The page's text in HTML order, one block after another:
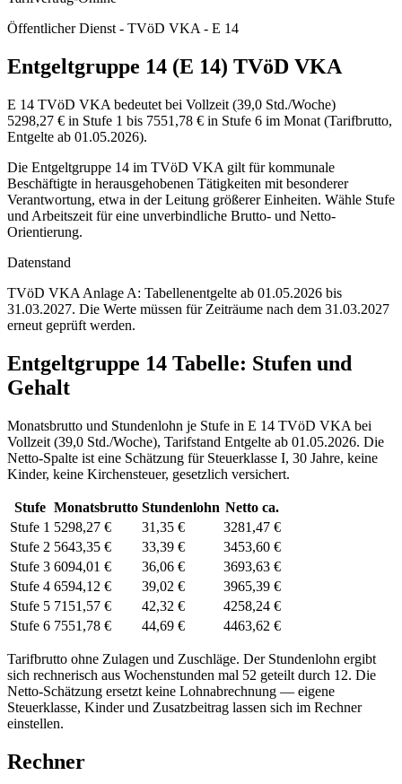
Öffentlicher Dienst - TVöD VKA - E 14
Entgeltgruppe 14 (E 14) TVöD VKA
E 14 TVöD VKA bedeutet bei Vollzeit (39,0 Std./Woche)
5298,27 € in Stufe 1 bis 7551,78 € in Stufe 6 im Monat (Tarifbrutto,
Entgelte ab 01.05.2026).
Die Entgeltgruppe 14 im TVöD VKA gilt für kommunale
Beschäftigte in herausgehobenen Tätigkeiten mit besonderer
Verantwortung, etwa in der Leitung größerer Einheiten. Wähle Stufe
und Arbeitszeit für eine unverbindliche Brutto- und Netto-
Orientierung.
Datenstand
TVöD VKA Anlage A: Tabellenentgelte ab 01.05.2026 bis
31.03.2027. Die Werte müssen für Zeiträume nach dem 31.03.2027
erneut geprüft werden.
Entgeltgruppe 14 Tabelle: Stufen und
Gehalt
Monatsbrutto und Stundenlohn je Stufe in E 14 TVöD VKA bei
Vollzeit (39,0 Std./Woche), Tarifstand Entgelte ab 01.05.2026. Die
Netto-Spalte ist eine Schätzung für Steuerklasse I, 30 Jahre, keine
Kinder, keine Kirchensteuer, gesetzlich versichert.
Stufe Monatsbrutto Stundenlohn Netto ca.
Stufe 1 5298,27 € 31,35 €
3281,47 €
Stufe 2 5643,35 € 33,39 €
3453,60 €
Stufe 3 6094,01 € 36,06 €
3693,63 €
Stufe 4 6594,12 € 39,02 €
3965,39 €
Stufe 5 7151,57 € 42,32 €
4258,24 €
Stufe 6 7551,78 € 44,69 € 4463,62 €
Tarifbrutto ohne Zulagen und Zuschläge. Der Stundenlohn ergibt
sich rechnerisch aus Wochenstunden mal 52 geteilt durch 12. Die
Netto-Schätzung ersetzt keine Lohnabrechnung — eigene
Steuerklasse, Kinder und Zusatzbeitrag lassen sich im Rechner
einstellen.
Rechner